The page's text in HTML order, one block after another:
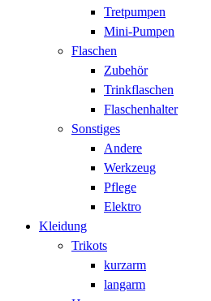
Tretpumpen
Mini-Pumpen
Flaschen
Zubehör
Trinkflaschen
Flaschenhalter
Sonstiges
Andere
Werkzeug
Pflege
Elektro
Kleidung
Trikots
kurzarm
langarm